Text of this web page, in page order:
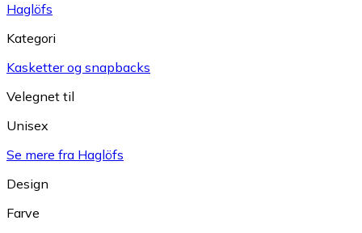
Haglöfs
Kategori
Kasketter og snapbacks
Velegnet til
Unisex
Se mere fra Haglöfs
Design
Farve